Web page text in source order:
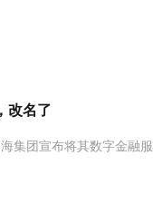
改名了
集团宣布将其数字金融